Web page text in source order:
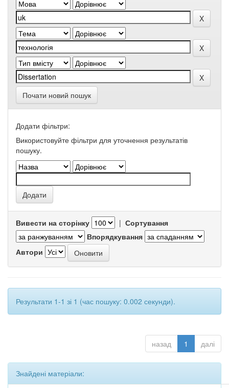
Почати новий пошук
Додати фільтри:
Використовуйте фільтри для уточнення результатів
пошуку.
Вивести на сторінку | Сортування
Впорядкування
Автори
Результати 1-1 зі 1 (час пошуку: 0.002 секунди).
назад 1 далі
Знайдені матеріали: